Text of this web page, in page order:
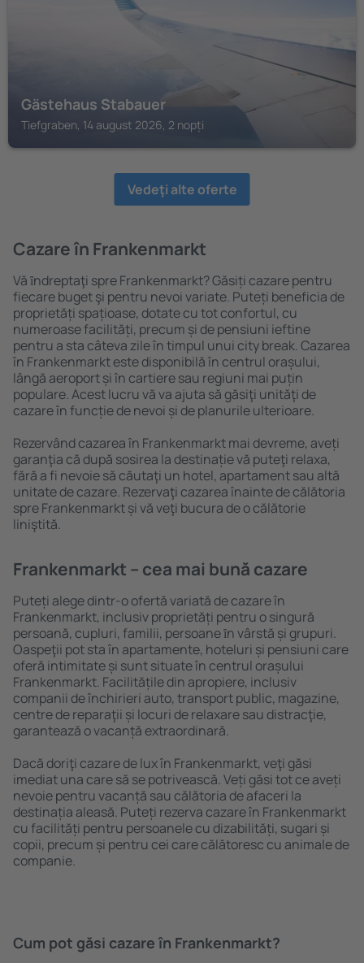
Gästehaus Stabauer
Tiefgraben, 14 august 2026, 2 nopți
Vedeţi alte oferte
Cazare în Frankenmarkt
Vă ȋndreptaţi spre Frankenmarkt? Găsiți cazare pentru
fiecare buget şi pentru nevoi variate. Puteți beneficia de
proprietăți spațioase, dotate cu tot confortul, cu
numeroase facilități, precum și de pensiuni ieftine
pentru a sta câteva zile în timpul unui city break. Cazarea
în Frankenmarkt este disponibilă în centrul orașului,
lângă aeroport și în cartiere sau regiuni mai puțin
populare. Acest lucru vă va ajuta să găsiţi unităţi de
cazare în funcție de nevoi și de planurile ulterioare.
Rezervând cazarea în Frankenmarkt mai devreme, aveți
garanţia că după sosirea la destinație vă puteţi relaxa,
fără a fi nevoie să căutaţi un hotel, apartament sau altă
unitate de cazare. Rezervaţi cazarea înainte de călătoria
spre Frankenmarkt și vă veţi bucura de o călătorie
liniştită.
Frankenmarkt – cea mai bună cazare
Puteți alege dintr-o ofertă variată de cazare în
Frankenmarkt, inclusiv proprietăți pentru o singură
persoană, cupluri, familii, persoane ȋn vârstă și grupuri.
Oaspeţii pot sta în apartamente, hoteluri și pensiuni care
oferă intimitate și sunt situate în centrul orașului
Frankenmarkt. Facilitățile din apropiere, inclusiv
companii de închirieri auto, transport public, magazine,
centre de reparaţii și locuri de relaxare sau distracţie,
garantează o vacanță extraordinară.
Dacă doriţi cazare de lux în Frankenmarkt, veţi găsi
imediat una care să se potrivească. Veți găsi tot ce aveți
nevoie pentru vacanță sau călătoria de afaceri la
destinația aleasă. Puteți rezerva cazare în Frankenmarkt
cu facilități pentru persoanele cu dizabilități, sugari și
copii, precum și pentru cei care călătoresc cu animale de
companie.
Cum pot găsi cazare în Frankenmarkt?